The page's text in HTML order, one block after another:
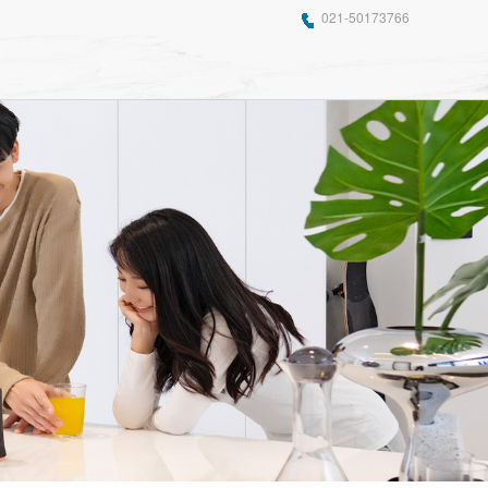
021-50173766